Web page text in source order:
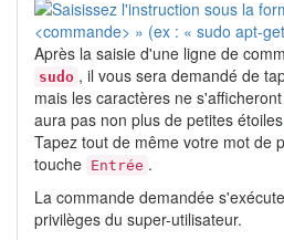
Après la saisie d'une ligne de
sudo , il vous sera demandé de
mais les caractères ne
aura pas non plus de petites étoiles
Tapez tout de même votre mot de
touche Entrée .
La commande demandée
privilèges du super-utilisateur.